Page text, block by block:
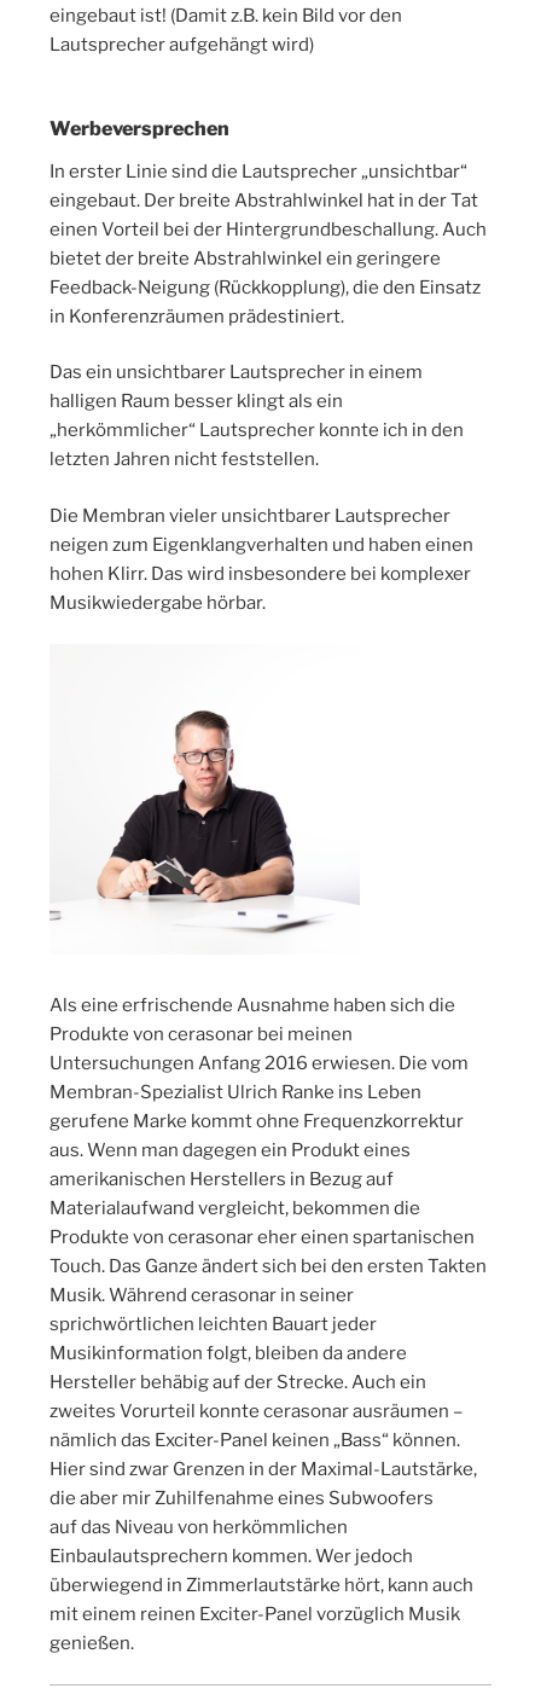
eingebaut ist! (Damit z.B. kein Bild vor den
Lautsprecher aufgehängt wird)
Werbeversprechen
In erster Linie sind die Lautsprecher „unsichtbar“
eingebaut. Der breite Abstrahlwinkel hat in der Tat
einen Vorteil bei der Hintergrundbeschallung. Auch
bietet der breite Abstrahlwinkel ein geringere
Feedback-Neigung (Rückkopplung), die den Einsatz
in Konferenzräumen prädestiniert.
Das ein unsichtbarer Lautsprecher in einem
halligen Raum besser klingt als ein
„herkömmlicher“ Lautsprecher konnte ich in den
letzten Jahren nicht feststellen.
Die Membran vieler unsichtbarer Lautsprecher
neigen zum Eigenklangverhalten und haben einen
hohen Klirr. Das wird insbesondere bei komplexer
Musikwiedergabe hörbar.
Als eine erfrischende Ausnahme haben sich die
Produkte von cerasonar bei meinen
Untersuchungen Anfang 2016 erwiesen. Die vom
Membran-Spezialist Ulrich Ranke ins Leben
gerufene Marke kommt ohne Frequenzkorrektur
aus. Wenn man dagegen ein Produkt eines
amerikanischen Herstellers in Bezug auf
Materialaufwand vergleicht, bekommen die
Produkte von cerasonar eher einen spartanischen
Touch. Das Ganze ändert sich bei den ersten Takten
Musik. Während cerasonar in seiner
sprichwörtlichen leichten Bauart jeder
Musikinformation folgt, bleiben da andere
Hersteller behäbig auf der Strecke. Auch ein
zweites Vorurteil konnte cerasonar ausräumen –
nämlich das Exciter-Panel keinen „Bass“ können.
Hier sind zwar Grenzen in der Maximal-Lautstärke,
die aber mir Zuhilfenahme eines Subwoofers
auf das Niveau von herkömmlichen
Einbaulautsprechern kommen. Wer jedoch
überwiegend in Zimmerlautstärke hört, kann auch
mit einem reinen Exciter-Panel vorzüglich Musik
genießen.